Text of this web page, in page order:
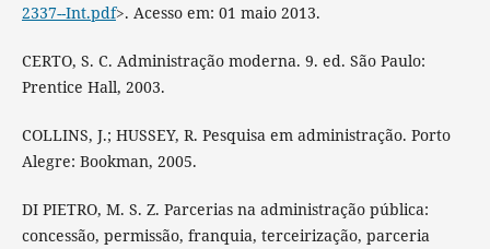
2337--Int.pdf>. Acesso em: 01 maio 2013.
CERTO, S. C. Administração moderna. 9. ed. São Paulo:
Prentice Hall, 2003.
COLLINS, J.; HUSSEY, R. Pesquisa em administração. Porto
Alegre: Bookman, 2005.
DI PIETRO, M. S. Z. Parcerias na administração pública:
concessão, permissão, franquia, terceirização, parceria